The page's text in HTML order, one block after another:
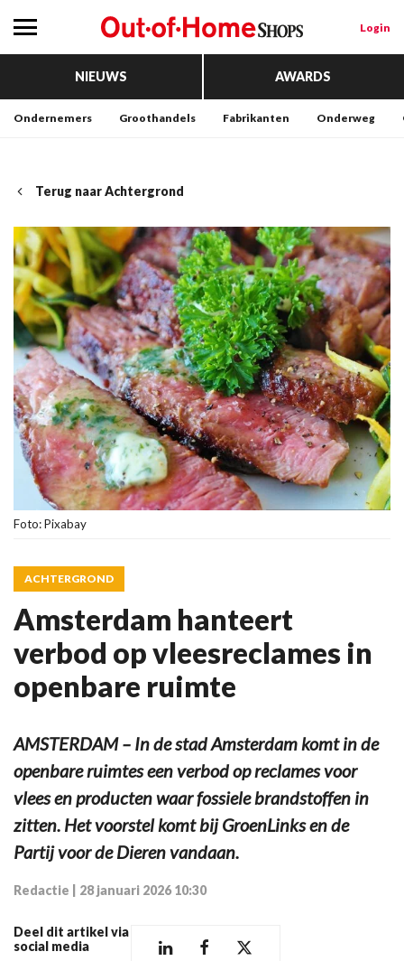
Login
NIEUWS AWARDS
Ondernemers Groothandels Fabrikanten Onderweg
Terug naar Achtergrond
Foto: Pixabay
ACHTERGROND
Amsterdam hanteert
verbod op vleesreclames in
openbare ruimte
AMSTERDAM – In de stad Amsterdam komt in de
openbare ruimtes een verbod op reclames voor
vlees en producten waar fossiele brandstoffen in
zitten. Het voorstel komt bij GroenLinks en de
Partij voor de Dieren vandaan.
Redactie 28 januari 2026 10:30
Deel dit artikel via
social media